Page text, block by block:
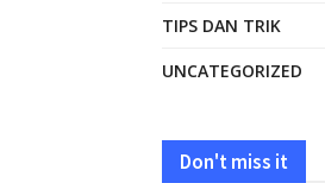
TIPS DAN TRIK
UNCATEGORIZED
Don't miss it